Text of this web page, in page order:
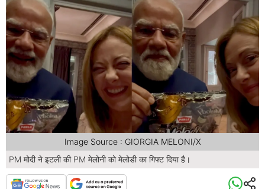
PM मोदी ने इटली की PM मेलोनी को मेलोडी का गिफ्ट दिया है।
Image Source : GIORGIA MELONI/X